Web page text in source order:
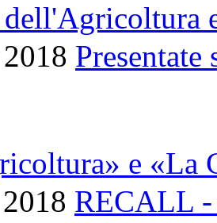
e «La
RECALL -